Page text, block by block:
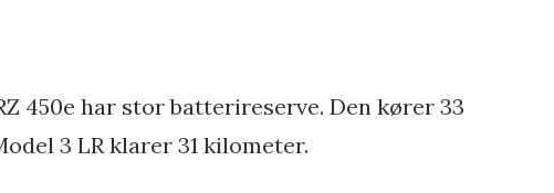
450e har stor batterireserve. Den kører 33
3 LR klarer 31 kilometer.